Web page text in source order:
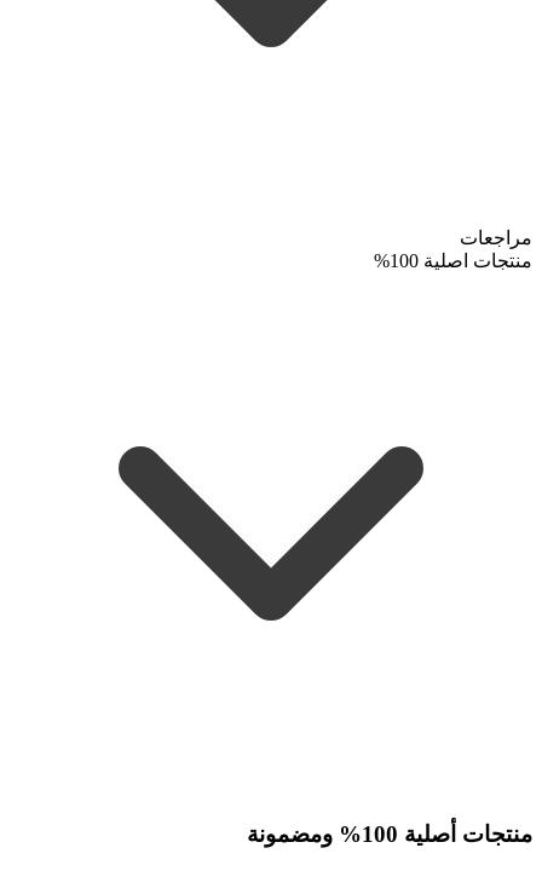
مراجعات
منتجات اصلية 100%
منتجات أصلية 100% ومضمونة